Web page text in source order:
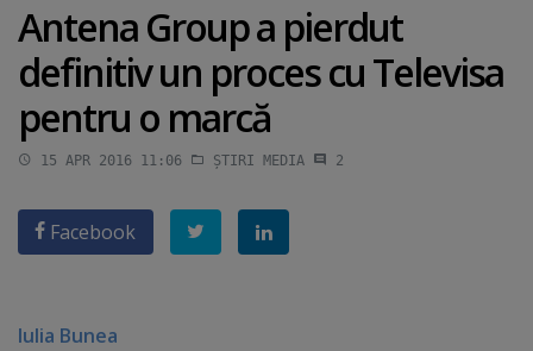
Antena Group a pierdut
definitiv un proces cu Televisa
pentru o marcă
15 APR 2016 11:06 ȘTIRI MEDIA 2
Facebook
Iulia Bunea